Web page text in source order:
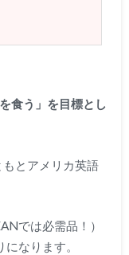
食う」を目標とし
とアメリカ英語
では必需品！）
なります。